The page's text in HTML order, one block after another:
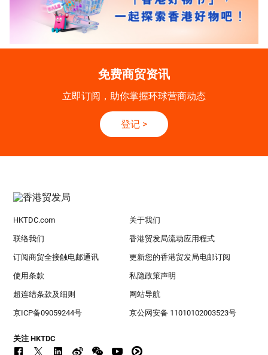
免费商贸资讯
立即订阅，助你掌握环球营商动态
登记 >
HKTDC.com 关于我们
联络我们 香港贸发局流动应用程式
订阅商贸全接触电邮通讯 更新您的香港贸发局电邮订阅
使用条款 私隐政策声明
超连结条款及细则 网站导航
京ICP备09059244号 京公网安备 11010102003523号
关注 HKTDC